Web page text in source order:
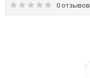
0 отзывов